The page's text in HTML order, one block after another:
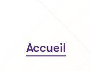
Accueil